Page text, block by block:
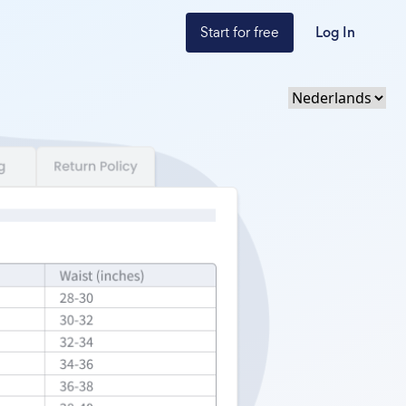
Start for free Log In